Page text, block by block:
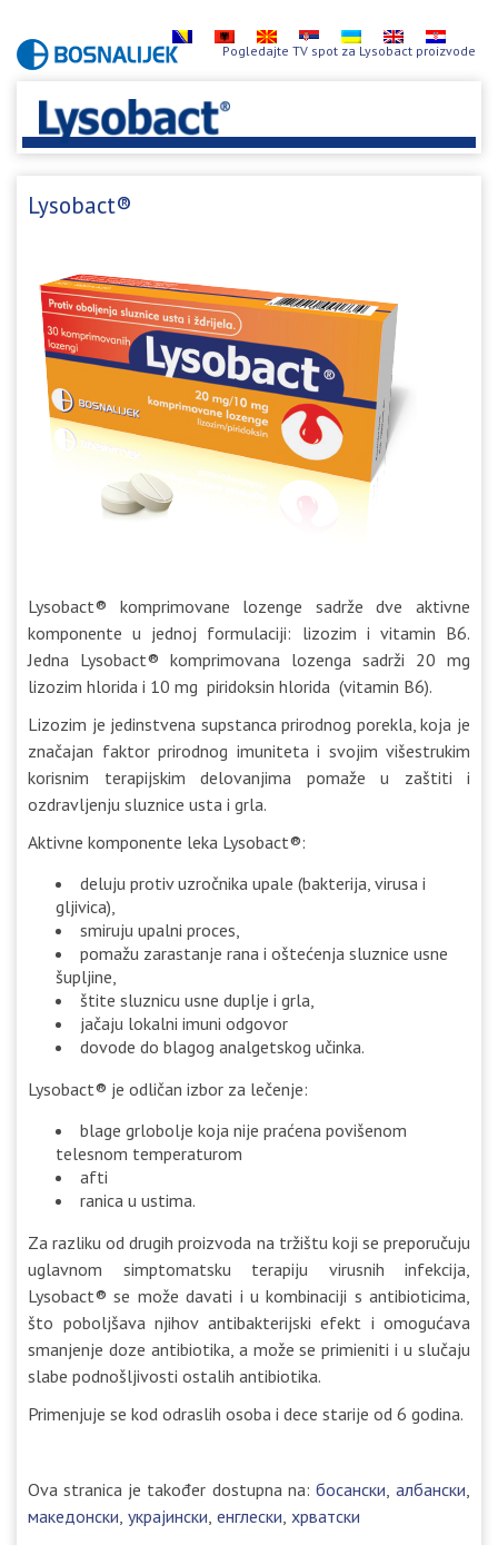
Pogledajte TV spot za Lysobact proizvode
Lysobact®
Lysobact® komprimovane lozenge sadrže dve aktivne
komponente u jednoj formulaciji: lizozim i vitamin B6.
Jedna Lysobact® komprimovana lozenga sadrži 20 mg
lizozim hlorida i 10 mg piridoksin hlorida (vitamin B6).
Lizozim je jedinstvena supstanca prirodnog porekla, koja je
značajan faktor prirodnog imuniteta i svojim višestrukim
korisnim terapijskim delovanjima pomaže u zaštiti i
ozdravljenju sluznice usta i grla.
Aktivne komponente leka Lysobact®:
deluju protiv uzročnika upale (bakterija, virusa i
gljivica),
smiruju upalni proces,
pomažu zarastanje rana i oštećenja sluznice usne
šupljine,
štite sluznicu usne duplje i grla,
jačaju lokalni imuni odgovor
dovode do blagog analgetskog učinka.
Lysobact® je odličan izbor za lečenje:
blage grlobolje koja nije praćena povišenom
telesnom temperaturom
afti
ranica u ustima.
Za razliku od drugih proizvoda na tržištu koji se preporučuju
uglavnom simptomatsku terapiju virusnih infekcija,
Lysobact® se može davati i u kombinaciji s antibioticima,
što poboljšava njihov antibakterijski efekt i omogućava
smanjenje doze antibiotika, a može se primieniti i u slučaju
slabe podnošljivosti ostalih antibiotika.
Primenjuje se kod odraslih osoba i dece starije od 6 godina.
Ova stranica je također dostupna na: босански албански
македонски украјински енглески хрватски